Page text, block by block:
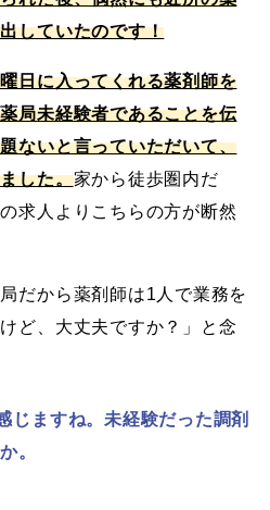
していたのです！
日に入ってくれる薬剤師を
局未経験者であることを伝
ないと言っていただいて、
した。家から徒歩圏内だ
求人よりこちらの方が断然
だから薬剤師は1人で業務を
ど、大丈夫ですか？」と念
じますね。未経験だった調剤
。